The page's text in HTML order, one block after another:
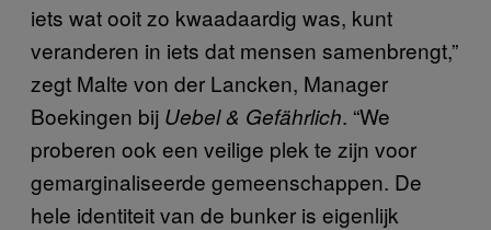
iets wat ooit zo kwaadaardig was, kunt
veranderen in iets dat mensen samenbrengt,”
zegt Malte von der Lancken, Manager
Boekingen bij Uebel & Gefährlich. “We
proberen ook een veilige plek te zijn voor
gemarginaliseerde gemeenschappen. De
hele identiteit van de bunker is eigenlijk